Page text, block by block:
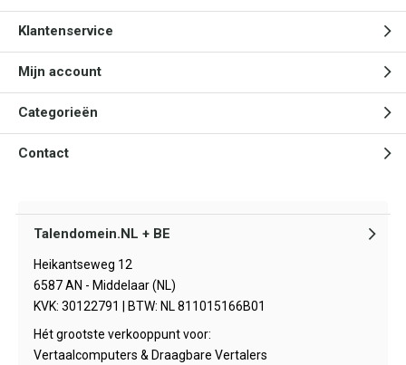
Klantenservice
Mijn account
Categorieën
Contact
Talendomein.NL + BE
Heikantseweg 12
6587 AN - Middelaar (NL)
KVK: 30122791 | BTW: NL 811015166B01
Hét grootste verkooppunt voor:
Vertaalcomputers & Draagbare Vertalers